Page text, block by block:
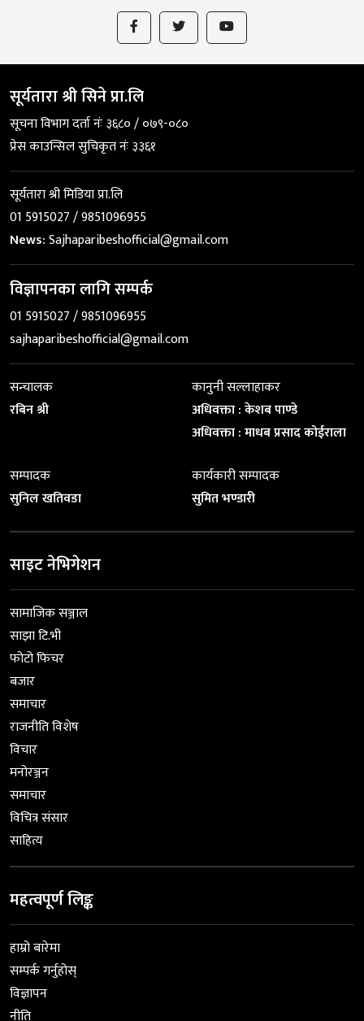
सूर्यतारा श्री सिने प्रा.लि
सूचना विभाग दर्ता नंः ३६८० / ०७९-०८०
प्रेस काउन्सिल सुचिकृत नंः ३३६१
सूर्यतारा श्री मिडिया प्रा.लि
01 5915027 / 9851096955
News:Sajhaparibeshofficial@gmail.com
विज्ञापनका लागि सम्पर्क
01 5915027 / 9851096955
sajhaparibeshofficial@gmail.com
सन्चालक
रबिन श्री
कानुनी सल्लाहाकर
अधिवक्ता : केशब पाण्डे
अधिवक्ता : माधब प्रसाद कोईराला
सम्पादक
सुनिल खतिवडा
कार्यकारी सम्पादक
सुमित भण्डारी
साइट नेभिगेशन
सामाजिक सञ्जाल
साझा टि.भी
फोटो फिचर
बजार
समाचार
राजनीति विशेष
विचार
मनोरञ्जन
समाचार
विचित्र संसार
साहित्य
महत्वपूर्ण लिङ्क
हाम्रो बारेमा
सम्पर्क गर्नुहोस्
विज्ञापन
नीति